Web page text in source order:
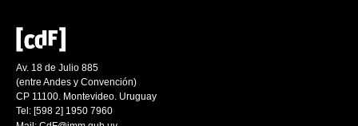
Av. 18 de Julio 885
(entre Andes y Convención)
CP 11100. Montevideo. Uruguay
Tel: [598 2] 1950 7960